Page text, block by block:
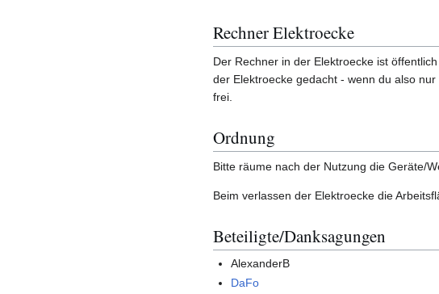
Rechner Elektroecke
Der Rechner in der Elektroecke ist
der Elektroecke gedacht - wenn du also
frei.
Ordnung
Bitte räume nach der Nutzung die Geräte/
Beim verlassen der Elektroecke die
Beteiligte/Danksagungen
AlexanderB
DaFo